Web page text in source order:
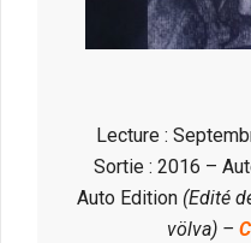
Lecture :
Sortie : 2016 –
Auto Edition (Edité
völva) –